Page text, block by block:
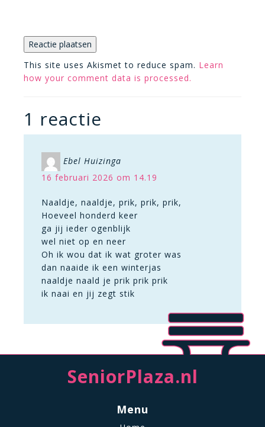
This site uses Akismet to reduce spam. Learn
how your comment data is processed.
1 reactie
Ebel Huizinga
16 februari 2026 om 14.19
Naaldje, naaldje, prik, prik, prik,
Hoeveel honderd keer
ga jij ieder ogenblijk
wel niet op en neer
Oh ik wou dat ik wat groter was
dan naaide ik een winterjas
naaldje naald je prik prik prik
ik naai en jij zegt stik
SeniorPlaza.nl
Menu